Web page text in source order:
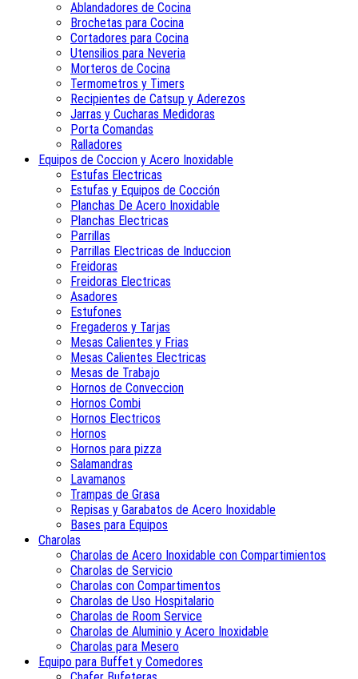
Ablandadores de Cocina
Brochetas para Cocina
Cortadores para Cocina
Utensilios para Neveria
Morteros de Cocina
Termometros y Timers
Recipientes de Catsup y Aderezos
Jarras y Cucharas Medidoras
Porta Comandas
Ralladores
Equipos de Coccion y Acero Inoxidable
Estufas Electricas
Estufas y Equipos de Cocción
Planchas De Acero Inoxidable
Planchas Electricas
Parrillas
Parrillas Electricas de Induccion
Freidoras
Freidoras Electricas
Asadores
Estufones
Fregaderos y Tarjas
Mesas Calientes y Frias
Mesas Calientes Electricas
Mesas de Trabajo
Hornos de Conveccion
Hornos Combi
Hornos Electricos
Hornos
Hornos para pizza
Salamandras
Lavamanos
Trampas de Grasa
Repisas y Garabatos de Acero Inoxidable
Bases para Equipos
Charolas
Charolas de Acero Inoxidable con Compartimientos
Charolas de Servicio
Charolas con Compartimentos
Charolas de Uso Hospitalario
Charolas de Room Service
Charolas de Aluminio y Acero Inoxidable
Charolas para Mesero
Equipo para Buffet y Comedores